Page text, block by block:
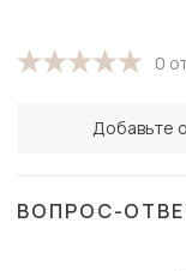
0
Добавьте
ВОПРОС-